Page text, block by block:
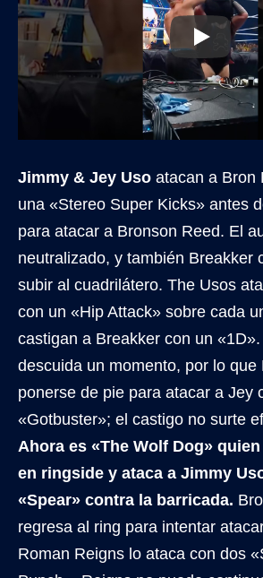
Jimmy & Jey Uso atacan a Bron
una «Stereo Super Kicks» antes
para atacar a Bronson Reed. El
neutralizado, y también Breakker
subir al cuadrilátero. The Usos
con un «Hip Attack» sobre cada
castigan a Breakker con un
descuida un momento, por lo que
ponerse de pie para atacar a Jey
«Gotbuster»; el castigo no surte
Ahora es «The Wolf Dog»
en ringside y ataca a Jimmy
«Spear» contra la barricada.
regresa al ring para intentar
Roman Reigns lo ataca con dos